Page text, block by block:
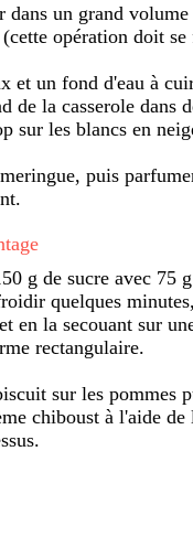
un grand
opération doit
et un fond d'eau à
de la casserole dans
sur les blancs en
puis
g de sucre avec 75
quelques
en la secouant sur
rectangulaire.
sur les pommes
chiboust à l'aide